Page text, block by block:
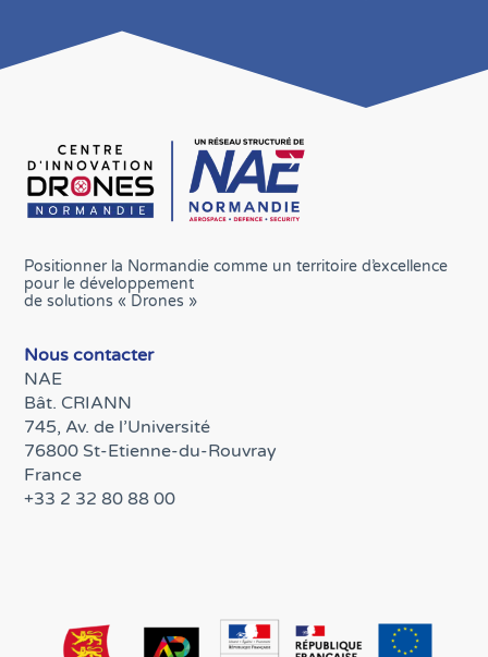
Positionner la Normandie comme un territoire d’excellence
pour le développement
de solutions « Drones »
Nous contacter
NAE
Bât. CRIANN
745, Av. de l’Université
76800 St-Etienne-du-Rouvray
France
+33 2 32 80 88 00